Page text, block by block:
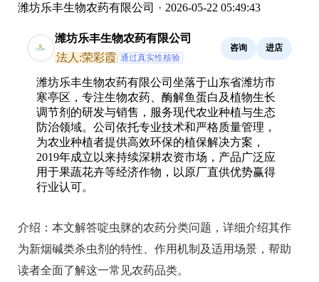
潍坊乐丰生物农药有限公司 · 2026-05-22 05:49:43
潍坊乐丰生物农药有限公司
法人:荣彩霞 通过真实性核验
咨询 进店
潍坊乐丰生物农药有限公司坐落于山东省潍坊市
寒亭区，专注生物农药、酶解鱼蛋白及植物生长
调节剂的研发与销售，服务现代农业种植与生态
防治领域。公司依托专业技术和严格质量管理，
为农业种植者提供高效环保的植保解决方案，
2019年成立以来持续深耕农资市场，产品广泛应
用于果蔬花卉等经济作物，以原厂直供优势赢得
行业认可。
介绍： 本文解答啶虫脒的农药分类问题，详细介绍其作
为新烟碱类杀虫剂的特性、作用机制及适用场景，帮助
读者全面了解这一常见农药品类。